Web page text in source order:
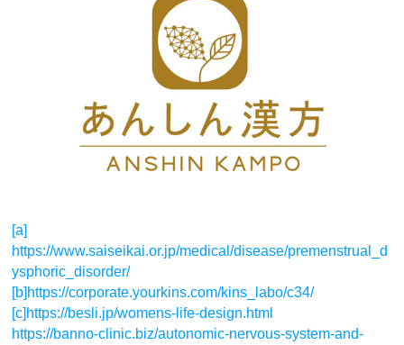
[a]
https://www.saiseikai.or.jp/medical/disease/premenstrual_d
ysphoric_disorder/
[b] https://corporate.yourkins.com/kins_labo/c34/
[c] https://besli.jp/womens-life-design.html
https://banno-clinic.biz/autonomic-nervous-system-and-